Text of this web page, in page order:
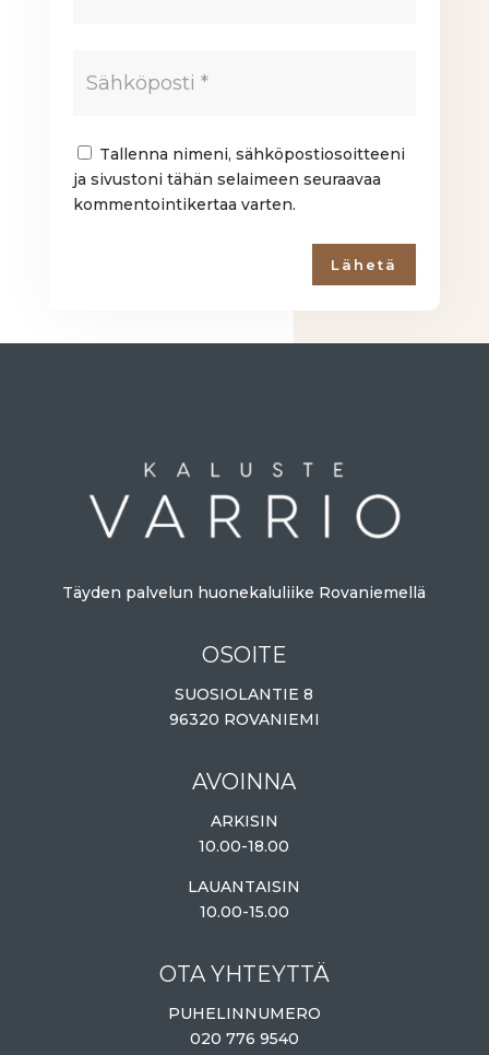
Tallenna nimeni, sähköpostiosoitteeni
ja sivustoni tähän selaimeen seuraavaa
kommentointikertaa varten.
Lähetä
Täyden palvelun huonekaluliike Rovaniemellä
OSOITE
SUOSIOLANTIE 8
96320 ROVANIEMI
AVOINNA
ARKISIN
10.00-18.00
LAUANTAISIN
10.00-15.00
OTA YHTEYTTÄ
PUHELINNUMERO
020 776 9540